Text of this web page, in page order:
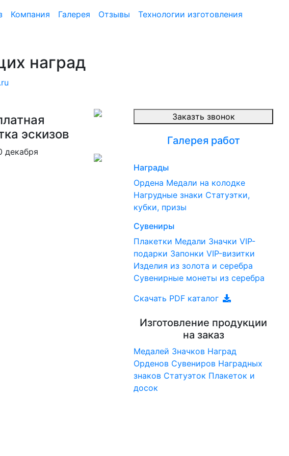
наград
Компания Галерея Отзывы
Технологии изготовления
эскизов
декабря
Заказть звонок
Галерея работ
Награды
Ордена Медали на колодке
Нагрудные знаки Статуэтки,
кубки, призы
Сувениры
Плакетки Медали Значки VIP-
подарки Запонки VIP-визитки
Изделия из золота и серебра
Сувенирные монеты из серебра
Скачать PDF каталог
Изготовление продукции
на заказ
Медалей Значков Наград
Орденов Сувениров Наградныx
знаков Статуэток Плакеток и
досок